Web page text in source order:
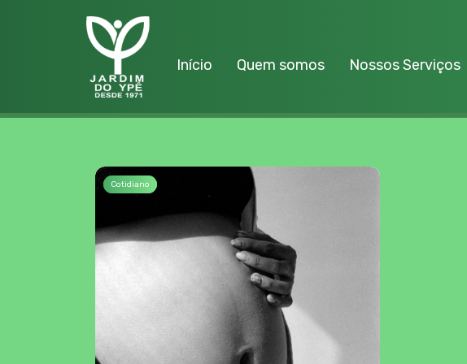
Início Quem somos Nossos Serviços
Cotidiano